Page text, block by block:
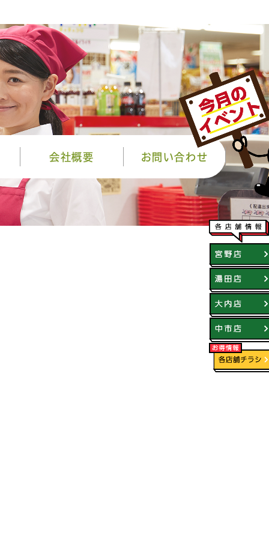
会社概要 お問い合わせ